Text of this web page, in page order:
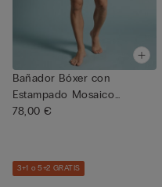
Bañador Bóxer con
Estampado Mosaico
Mayólica
78,00 €
3+1 o 5+2 GRATIS